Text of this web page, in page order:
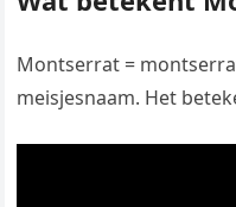
Montserrat =
meisjesnaam. Het